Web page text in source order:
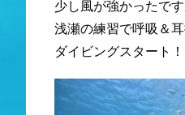
少し風が強かったで
浅瀬の練習で呼吸＆
ダイビングスタート！